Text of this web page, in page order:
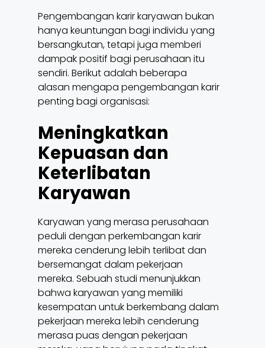
Pengembangan karir karyawan bukan
hanya keuntungan bagi individu yang
bersangkutan, tetapi juga memberi
dampak positif bagi perusahaan itu
sendiri. Berikut adalah beberapa
alasan mengapa pengembangan karir
penting bagi organisasi:
Meningkatkan
Kepuasan dan
Keterlibatan
Karyawan
Karyawan yang merasa perusahaan
peduli dengan perkembangan karir
mereka cenderung lebih terlibat dan
bersemangat dalam pekerjaan
mereka. Sebuah studi menunjukkan
bahwa karyawan yang memiliki
kesempatan untuk berkembang dalam
pekerjaan mereka lebih cenderung
merasa puas dengan pekerjaan